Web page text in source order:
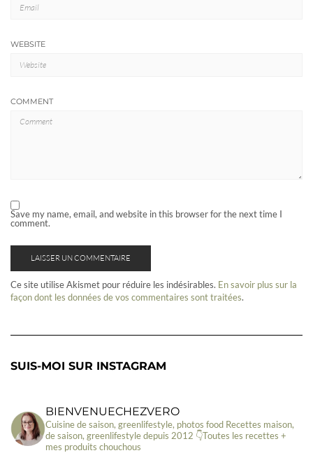
WEBSITE
COMMENT
Save my name, email, and website in this browser for the next time I
comment.
Ce site utilise Akismet pour réduire les indésirables. En savoir plus sur la
façon dont les données de vos commentaires sont traitées.
SUIS-MOI SUR INSTAGRAM
BIENVENUECHEZVERO
Cuisine de saison, greenlifestyle, photos food Recettes maison,
de saison, greenlifestyle depuis 2012 👇Toutes les recettes +
mes produits chouchous